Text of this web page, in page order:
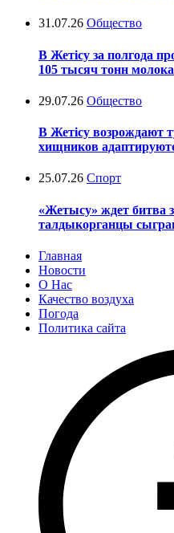
31.07.26 Общество
В Жетісу за полгода
105 тысяч тонн молока
29.07.26 Общество
В Жетісу возрождают
хищников
25.07.26 Спорт
«Жетысу» ждет
талдыкорганцы
Главная
Новости
О Нас
Качество воздуха
Погода
Политика сайта